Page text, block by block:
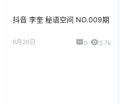
抖音 李奎 秘语空间 NO.009期
6月26日 0 3.7k